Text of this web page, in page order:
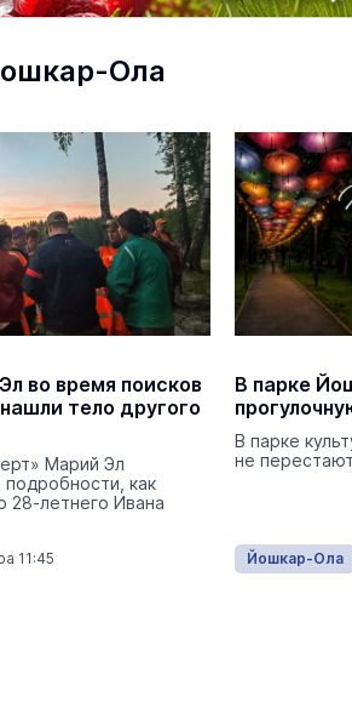
о премьере в театре
18 марта 11:05
Как
кто
Ола
во время поисков
тело другого
Марий Эл
подробности, как
28-летнего Ивана
11:45
В парке
В парке
не
Йошкар-Ола